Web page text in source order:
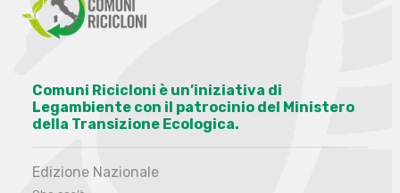
Comuni Ricicloni è un’iniziativa di
Legambiente con il patrocinio del Ministero
della Transizione Ecologica.
Edizione Nazionale